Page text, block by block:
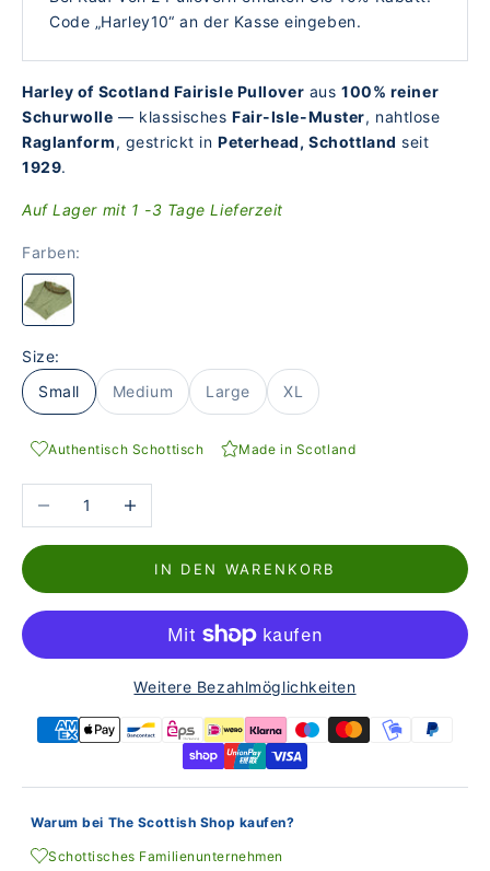
Code „Harley10“ an der Kasse eingeben.
Harley of Scotland Fairisle Pullover aus 100% reiner
Schurwolle — klassischesFair-Isle-Muster, nahtlose
Raglanform, gestrickt inPeterhead, Schottland seit
1929.
Auf Lager mit 1 -3 Tage Lieferzeit
Farben:
Size:
Small
Medium Large XL
Authentisch Schottisch Made in Scotland
Anzahl verringernAnzahl erhöhen
IN DEN WARENKORB
Weitere Bezahlmöglichkeiten
Warum bei The Scottish Shop kaufen?
Schottisches Familienunternehmen